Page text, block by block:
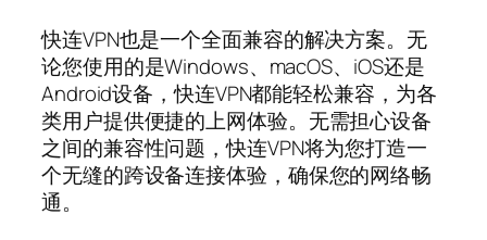
快连VPN也是一个全面兼容的解决方案。无
论您使用的是Windows、macOS、iOS还是
Android设备，快连VPN都能轻松兼容，为各
类用户提供便捷的上网体验。无需担心设备
之间的兼容性问题，快连VPN将为您打造一
个无缝的跨设备连接体验，确保您的网络畅
通。